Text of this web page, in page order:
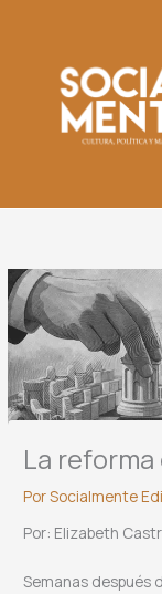
La
PorSocialmente
Por: Elizabeth
Semanas después